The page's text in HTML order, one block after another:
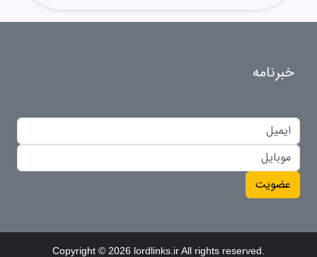
خبرنامه
عضویت
Copyright © 2026 lordlinks.ir All rights reserved.